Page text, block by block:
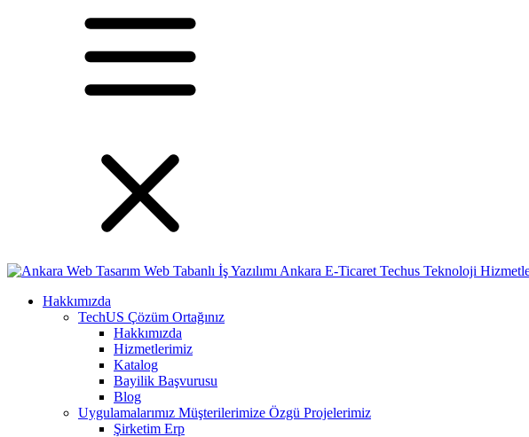
Hakkımızda
TechUS Çözüm Ortağınız
Hakkımızda
Hizmetlerimiz
Katalog
Bayilik Başvurusu
Blog
Uygulamalarımız Müşterilerimize Özgü Projelerimiz
Şirketim Erp